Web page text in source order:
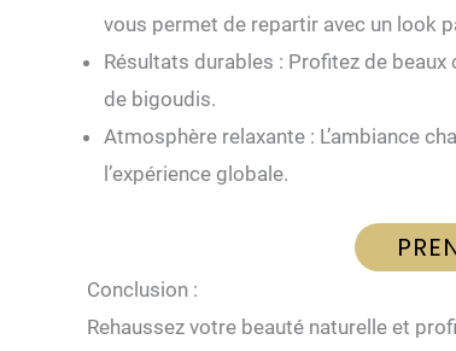
vous permet de repartir avec un look
Résultats durables : Profitez de
de bigoudis.
Atmosphère relaxante : L’ambiance
l’expérience globale.
Conclusion :
Rehaussez votre beauté naturelle et